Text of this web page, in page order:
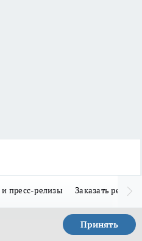
пресс-релизы Заказать
Принять